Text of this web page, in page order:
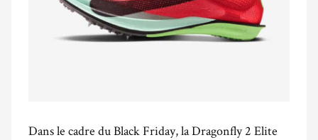
Dans le cadre du Black Friday, la Dragonfly 2 Elite